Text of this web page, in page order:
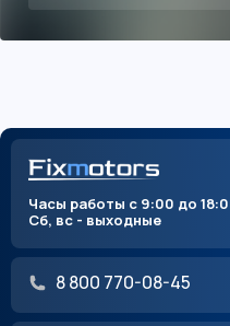
Часы работы с 9:00 до
Сб, вс - выходные
8 800 770-08-45